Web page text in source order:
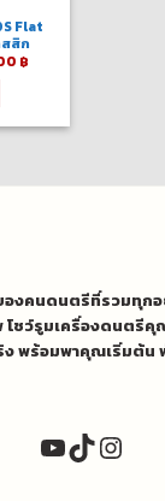
Flat
สสิก
฿.
฿Current
งคนดนตรีที่รวมทุกอ
ชว์รูมเครื่องดนตรีคุ
พร้อมพาคุณเริ่มต้น
YouTube
TikTok